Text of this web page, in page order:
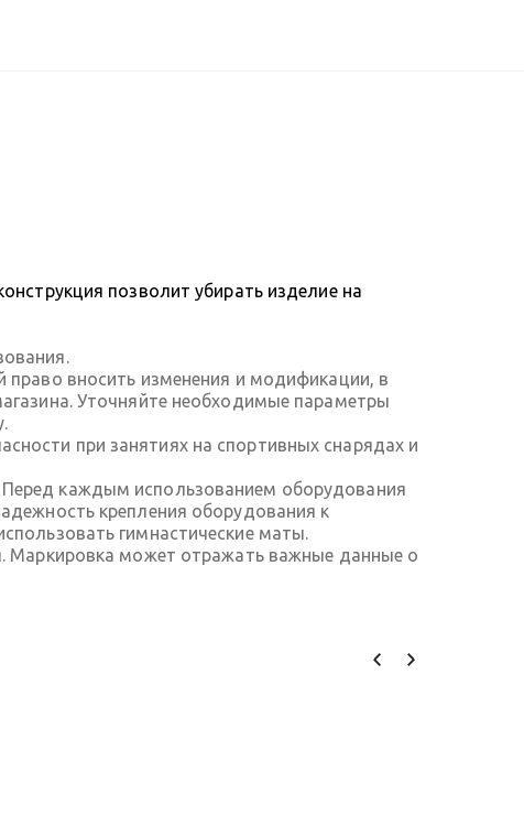
позволит убирать изделие на
право вносить изменения и модификации, в
Уточняйте необходимые параметры
при занятиях на спортивных снарядах и
каждым использованием оборудования
крепления оборудования к
гимнастические маты.
Маркировка может отражать важные данные о